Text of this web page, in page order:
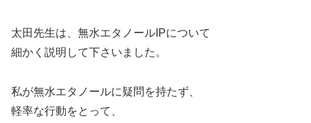
太田先生は、無水エタノールIPについて
細かく説明して下さいました。
私が無水エタノールに疑問を持たず、
軽率な行動をとって、